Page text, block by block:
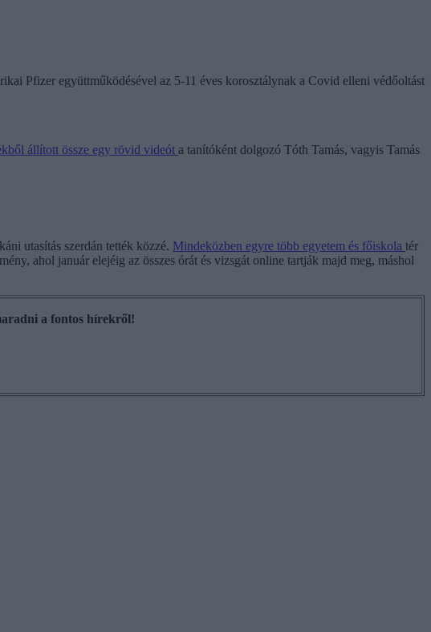
Pfizer együttműködésével az 5-11 éves korosztálynak a Covid elleni védőoltást
állított össze egy rövid videót a tanítóként dolgozó Tóth Tamás, vagyis Tamás
utasítás szerdán tették közzé. Mindeközben egyre több egyetem és főiskola tér
ahol január elejéig az összes órát és vizsgát online tartják majd meg, máshol
a fontos hírekről!